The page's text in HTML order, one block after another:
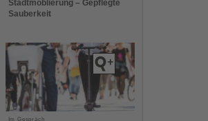
Stadtmöblierung – Gepflegte
Sauberkeit
Im Gespräch